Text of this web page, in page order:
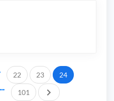
22 23 24
101 След.